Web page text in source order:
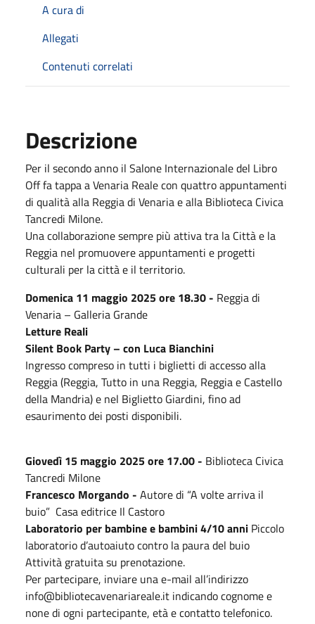
A cura di
Allegati
Contenuti correlati
Descrizione
Per il secondo anno il Salone Internazionale del Libro
Off fa tappa a Venaria Reale con quattro appuntamenti
di qualità alla Reggia di Venaria e alla Biblioteca Civica
Tancredi Milone.
Una collaborazione sempre più attiva tra la Città e la
Reggia nel promuovere appuntamenti e progetti
culturali per la città e il territorio.
Domenica 11 maggio 2025 ore 18.30 - Reggia di
Venaria – Galleria Grande
Letture Reali
Silent Book Party – con Luca Bianchini
Ingresso compreso in tutti i biglietti di accesso alla
Reggia (Reggia, Tutto in una Reggia, Reggia e Castello
della Mandria) e nel Biglietto Giardini, fino ad
esaurimento dei posti disponibili.
Giovedì 15 maggio 2025 ore 17.00 - Biblioteca Civica
Tancredi Milone
Francesco Morgando - Autore di “A volte arriva il
buio” Casa editrice Il Castoro
Laboratorio per bambine e bambini 4/10 anni Piccolo
laboratorio d’autoaiuto contro la paura del buio
Attività gratuita su prenotazione.
Per partecipare, inviare una e-mail all’indirizzo
info@bibliotecavenariareale.it indicando cognome e
none di ogni partecipante, età e contatto telefonico.